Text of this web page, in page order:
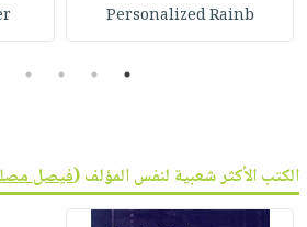
Personalized Rainb
1
2
3
4
الكتب الأكثر شعبية لنفس المؤلف (فيصل